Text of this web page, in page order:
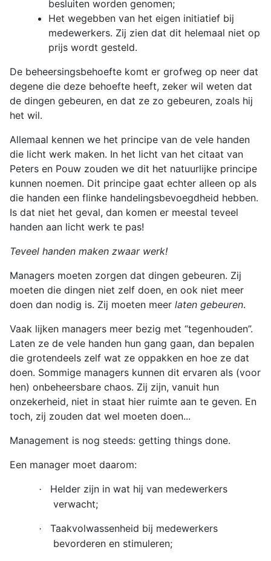
besluiten worden genomen;
Het wegebben van het eigen initiatief bij
medewerkers. Zij zien dat dit helemaal niet op
prijs wordt gesteld.
De beheersingsbehoefte komt er grofweg op neer dat
degene die deze behoefte heeft, zeker wil weten dat
de dingen gebeuren, en dat ze zo gebeuren, zoals hij
het wil.
Allemaal kennen we het principe van de vele handen
die licht werk maken. In het licht van het citaat van
Peters en Pouw zouden we dit het natuurlijke principe
kunnen noemen. Dit principe gaat echter alleen op als
die handen een flinke handelingsbevoegdheid hebben.
Is dat niet het geval, dan komen er meestal teveel
handen aan licht werk te pas!
Teveel handen maken zwaar werk!
Managers moeten zorgen dat dingen gebeuren. Zij
moeten die dingen niet zelf doen, en ook niet meer
doen dan nodig is. Zij moeten meer laten gebeuren.
Vaak lijken managers meer bezig met “tegenhouden”.
Laten ze de vele handen hun gang gaan, dan bepalen
die grotendeels zelf wat ze oppakken en hoe ze dat
doen. Sommige managers kunnen dit ervaren als (voor
hen) onbeheersbare chaos. Zij zijn, vanuit hun
onzekerheid, niet in staat hier ruimte aan te geven. En
toch, zij zouden dat wel moeten doen...
Management is nog steeds: getting things done.
Een manager moet daarom:
·
Helder zijn in wat hij van medewerkers
verwacht;
·
Taakvolwassenheid bij medewerkers
bevorderen en stimuleren;